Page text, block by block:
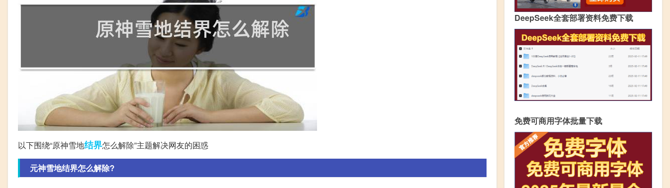
以下围绕“原神雪地结界怎么解除”主题解决网友的困惑
元神雪地结界怎么解除?
DeepSeek全套部署资料免费下载
免费可商用字体批量下载